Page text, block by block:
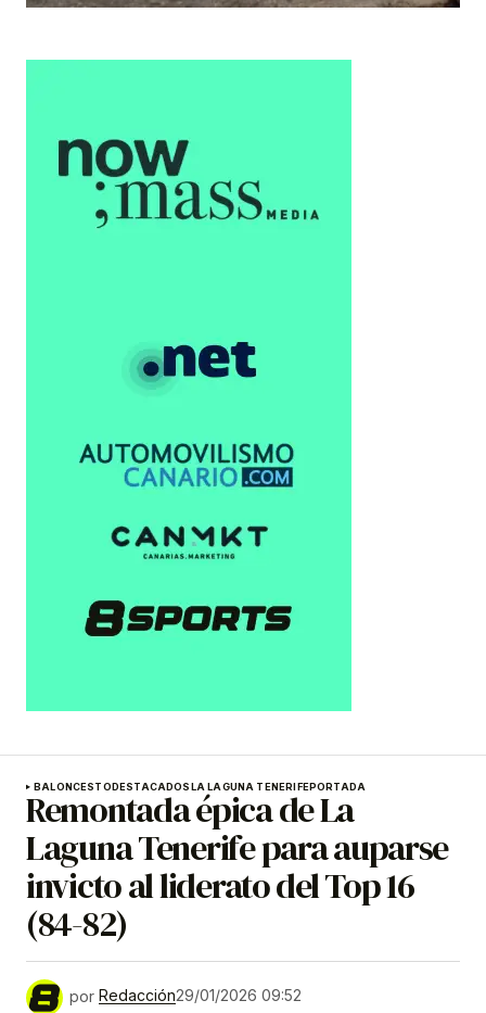
BALONCESTODESTACADOSLA LAGUNA TENERIFEPORTADA
Remontada épica de La
Laguna Tenerife para auparse
invicto al liderato del Top 16
(84-82)
por Redacción29/01/2026 09:52